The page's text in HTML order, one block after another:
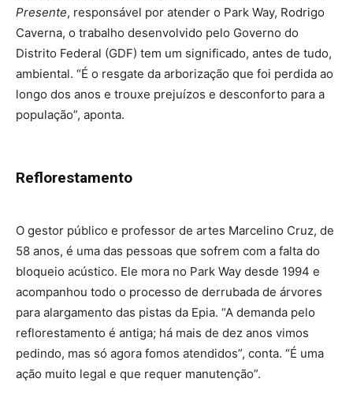
Presente, responsável por atender o Park Way, Rodrigo
Caverna, o trabalho desenvolvido pelo Governo do
Distrito Federal (GDF) tem um significado, antes de tudo,
ambiental. “É o resgate da arborização que foi perdida ao
longo dos anos e trouxe prejuízos e desconforto para a
população”, aponta.
Reflorestamento
O gestor público e professor de artes Marcelino Cruz, de
58 anos, é uma das pessoas que sofrem com a falta do
bloqueio acústico. Ele mora no Park Way desde 1994 e
acompanhou todo o processo de derrubada de árvores
para alargamento das pistas da Epia. “A demanda pelo
reflorestamento é antiga; há mais de dez anos vimos
pedindo, mas só agora fomos atendidos”, conta. “É uma
ação muito legal e que requer manutenção”.